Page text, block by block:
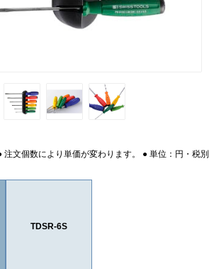
注文個数により単価が変わります。 ● 単位：円・税別
TDSR-6S